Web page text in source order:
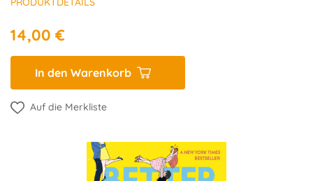
14,00 €
In den Warenkorb
Auf die Merkliste